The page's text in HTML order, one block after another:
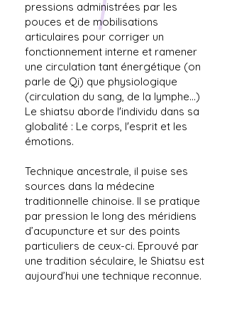
pressions administrées par les
pouces et de mobilisations
articulaires pour corriger un
fonctionnement interne et ramener
une circulation tant énergétique (on
parle de Qi) que physiologique
(circulation du sang, de la lymphe...)
Le shiatsu aborde l'individu dans sa
globalité : Le corps, l'esprit et les
émotions.
Technique ancestrale, il puise ses
sources dans la médecine
traditionnelle chinoise. Il se pratique
par pression le long des méridiens
d’acupuncture et sur des points
particuliers de ceux-ci. Eprouvé par
une tradition séculaire, le Shiatsu est
aujourd’hui une technique reconnue.